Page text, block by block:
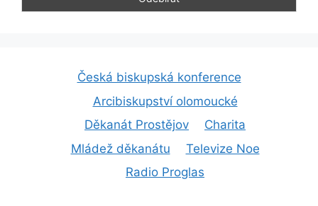
Česká biskupská konference
Arcibiskupství olomoucké
Děkanát Prostějov
Charita
Mládež děkanátu
Televize Noe
Radio Proglas